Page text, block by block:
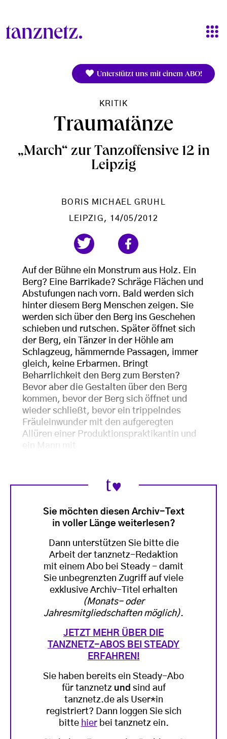
Unterstützt uns mit einem ABO!
KRITIK
Traumatänze
„March“ zur Tanzoffensive 12 in
Leipzig
BORIS MICHAEL GRUHL
LEIPZIG , 14/05/2012
Auf der Bühne ein Monstrum aus Holz. Ein
Berg? Eine Barrikade? Schräge Flächen und
Abstufungen nach vorn. Bald werden sich
hinter diesem Berg Menschen zeigen. Sie
werden sich über den Berg ins Geschehen
schieben und rutschen. Später öffnet sich
der Berg, ein Tänzer in der Höhle am
Schlagzeug, hämmernde Passagen, immer
gleich, keine Erbarmen. Bringt
Beharrlichkeit den Berg zum Bersten?
Bevor aber die Gestalten über den Berg
kommen, bevor der Berg sich öffnet und
wieder schließt, bevor ein trippelndes
Fräuleinwunder mit den aufgeregten
Allüren einer Produktionspraktikantin und
ein Mann mit
Sie möchten diesen Archiv-Text
in voller Länge weiterlesen?
Dann unterstützen Sie bitte die
Arbeit der tanznetz-Redaktion
mit einem Abo bei Steady - damit
Sie unbegrenzten Zugriff auf viele
exklusive Archiv-Titel erhalten
(Monats- oder
Jahresmitgliedschaften möglich).
JETZT MEHR ÜBER DIE
TANZNETZ-ABOS BEI STEADY
ERFAHREN!
Sie haben bereits ein Steady-Abo
für tanznetz und sind auf
tanznetz.de als User*in
registriert? Dann loggen Sie sich
bitte hierbei tanznetz ein.